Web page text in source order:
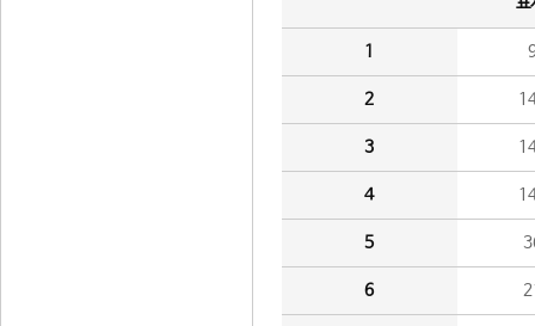
1
2
3
4
5
6